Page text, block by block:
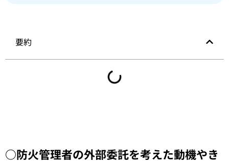
要約
○防火管理者の外部委託を考えた動機やき